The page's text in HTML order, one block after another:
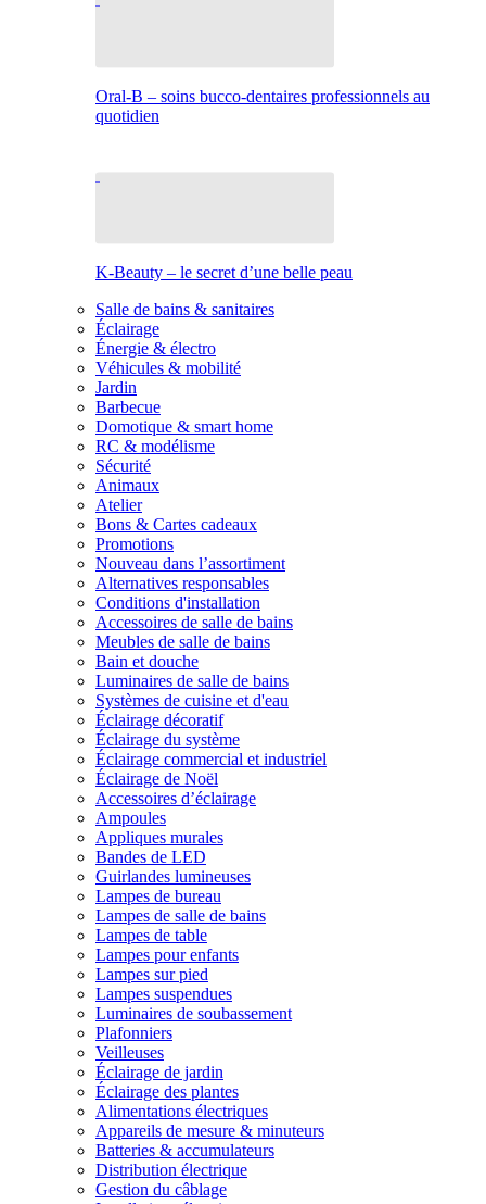
Oral-B – soins bucco-dentaires professionnels au
quotidien
K-Beauty – le secret d’une belle peau
Salle de bains & sanitaires
Éclairage
Énergie & électro
Véhicules & mobilité
Jardin
Barbecue
Domotique & smart home
RC & modélisme
Sécurité
Animaux
Atelier
Bons & Cartes cadeaux
Promotions
Nouveau dans l’assortiment
Alternatives responsables
Conditions d'installation
Accessoires de salle de bains
Meubles de salle de bains
Bain et douche
Luminaires de salle de bains
Systèmes de cuisine et d'eau
Éclairage décoratif
Éclairage du système
Éclairage commercial et industriel
Éclairage de Noël
Accessoires d’éclairage
Ampoules
Appliques murales
Bandes de LED
Guirlandes lumineuses
Lampes de bureau
Lampes de salle de bains
Lampes de table
Lampes pour enfants
Lampes sur pied
Lampes suspendues
Luminaires de soubassement
Plafonniers
Veilleuses
Éclairage de jardin
Éclairage des plantes
Alimentations électriques
Appareils de mesure & minuteurs
Batteries & accumulateurs
Distribution électrique
Gestion du câblage